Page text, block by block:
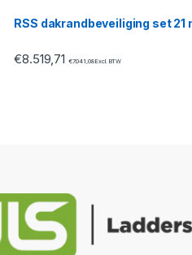
RSS dakrandbeveiliging set 21
€8.519,71 €7.041,08Excl. BTW